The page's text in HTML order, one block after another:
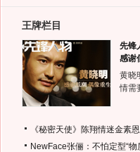
王牌栏目
先锋
感谢
黄晓
情
《秘密天使》陈翔情迷金素
NewFace张俪：不怕定型“物